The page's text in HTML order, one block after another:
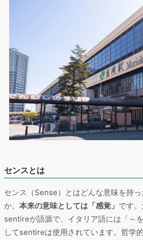
センスとは
センス（Sense）とはどんな意味を持
か。 本来の意味としては「感覚」 です
sentireが語源で、イタリア語には「～
してsentireは使用されています。哲学